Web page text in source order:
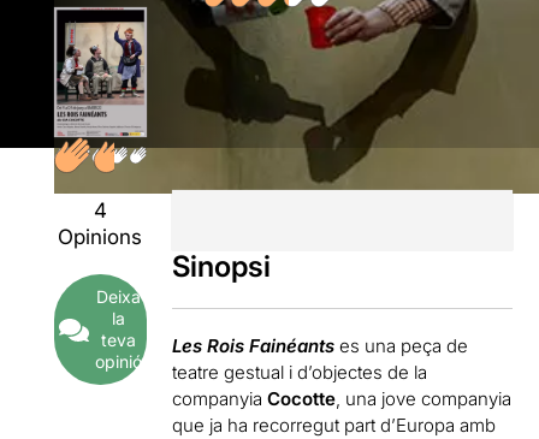
4
Opinions
Deixa
la
teva
opinió
Sinopsi
Les Rois Fainéants es una peça de
teatre gestual i d’objectes de la
companyiaCocotte, una jove companyia
que ja ha recorregut part d’Europa amb